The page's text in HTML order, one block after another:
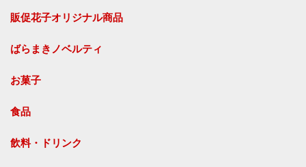
販促花子オリジナル商品
ばらまきノベルティ
お菓子
食品
飲料・ドリンク